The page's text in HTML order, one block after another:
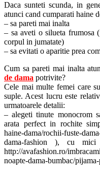
Daca sunteti scunda, in
atunci cand cumparati haine
– sa pareti mai inalta
– sa aveti o silueta frumosa
corpul in jumatate)
– sa evitati o aparitie prea
Cum sa pareti mai inalta
de dama potrivite?
Cele mai multe femei care
suple. Acest lucru este
urmatoarele detalii:
– alegeti tinute monocrom
arata perfect in rochite
haine-dama/rochii-fuste-
dama-fashion ), cu
http://avafashion.ro/
noapte-dama-bumbac/